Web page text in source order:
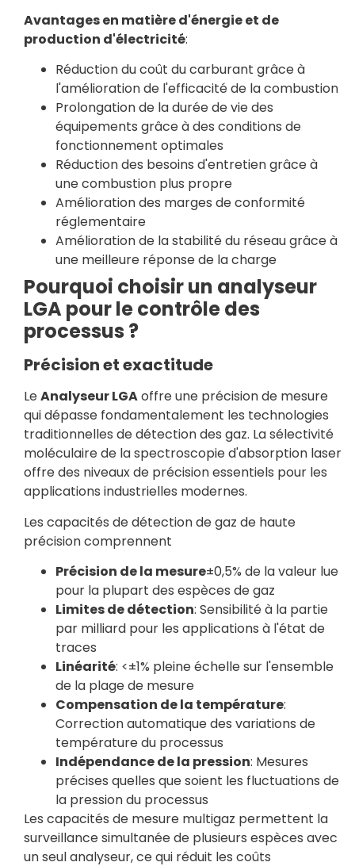
Avantages en matière d'énergie et de
production d'électricité:
Réduction du coût du carburant grâce à
l'amélioration de l'efficacité de la combustion
Prolongation de la durée de vie des
équipements grâce à des conditions de
fonctionnement optimales
Réduction des besoins d'entretien grâce à
une combustion plus propre
Amélioration des marges de conformité
réglementaire
Amélioration de la stabilité du réseau grâce à
une meilleure réponse de la charge
Pourquoi choisir un analyseur
LGA pour le contrôle des
processus ?
Précision et exactitude
LeAnalyseur LGAoffre une précision de mesure
qui dépasse fondamentalement les technologies
traditionnelles de détection des gaz. La sélectivité
moléculaire de la spectroscopie d'absorption laser
offre des niveaux de précision essentiels pour les
applications industrielles modernes.
Les capacités de détection de gaz de haute
précision comprennent
Précision de la mesure±0,5% de la valeur lue
pour la plupart des espèces de gaz
Limites de détection: Sensibilité à la partie
par milliard pour les applications à l'état de
traces
Linéarité: <±1% pleine échelle sur l'ensemble
de la plage de mesure
Compensation de la température:
Correction automatique des variations de
température du processus
Indépendance de la pression: Mesures
précises quelles que soient les fluctuations de
la pression du processus
Les capacités de mesure multigaz permettent la
surveillance simultanée de plusieurs espèces avec
un seul analyseur, ce qui réduit les coûts